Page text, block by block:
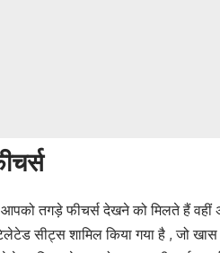
तगड़े फीचर्स देखने को मिलते हैं वहीं
सीट्स शामिल किया गया है , जो खास